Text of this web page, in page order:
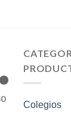
Colegios